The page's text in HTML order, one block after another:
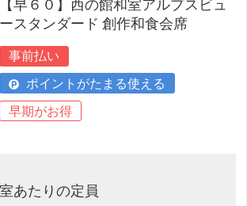
【早６０】西の館和室アルプスビュ
ースタンダード 創作和食会席
事前払い
ポイントがたまる使える
早期がお得
あたりの定員